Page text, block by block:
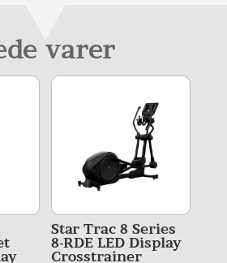
varer
Star Trac 8 Series
8-RDE LED Display
Crosstrainer